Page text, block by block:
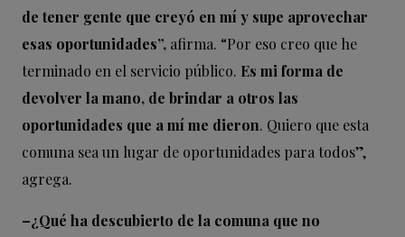
de tener gente que creyó en mí y supe aprovechar
esas oportunidades”, afirma. “Por eso creo que he
terminado en el servicio público. Es mi forma de
devolver la mano, de brindar a otros las
oportunidades que a mí me dieron. Quiero que esta
comuna sea un lugar de oportunidades para todos”,
agrega.
–¿Qué ha descubierto de la comuna que no